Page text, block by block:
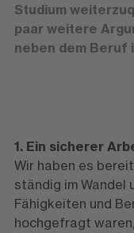
Studium
paar weitere
neben dem Beruf
1. Ein sicherer
Wir haben es
ständig im Wandel
Fähigkeiten und
hochgefragt